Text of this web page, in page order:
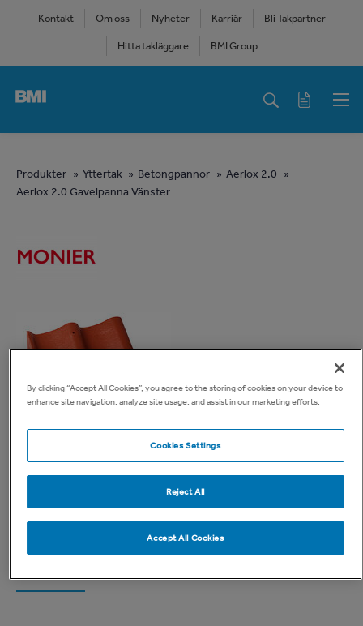
content
Kontakt Om oss Nyheter Karriär Bli Takpartner
Hitta takläggare BMI Group
navigation
You
Produkter Yttertak Betongpannor
Aerlox 2.0
Aerlox 2.0 Gavelpanna Vänster
Aerlox 2.0 Gavelpanna
Vänster
By clicking “Accept All Cookies”, you agree to the storing of cookies on your device to
enhance site navigation, analyze site usage, and assist in our marketing efforts.
Cookies Settings
Reject All
Accept All Cookies